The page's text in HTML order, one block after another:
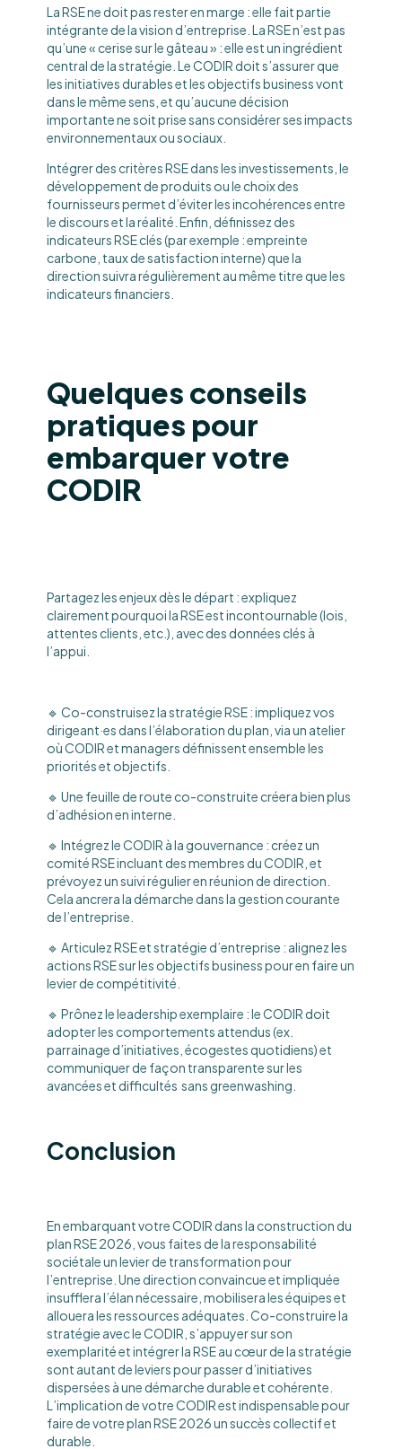
La RSE ne doit pas rester en marge : elle fait partie
intégrante de la vision d’entreprise. La RSE n’est pas
qu’une « cerise sur le gâteau » : elle est un ingrédient
central de la stratégie. Le CODIR doit s’assurer que
les initiatives durables et les objectifs business vont
dans le même sens, et qu’aucune décision
importante ne soit prise sans considérer ses impacts
environnementaux ou sociaux.
Intégrer des critères RSE dans les investissements, le
développement de produits ou le choix des
fournisseurs permet d’éviter les incohérences entre
le discours et la réalité. Enfin, définissez des
indicateurs RSE clés (par exemple : empreinte
carbone, taux de satisfaction interne) que la
direction suivra régulièrement au même titre que les
indicateurs financiers.
Quelques conseils
pratiques pour
embarquer votre
CODIR
Partagez les enjeux dès le départ : expliquez
clairement pourquoi la RSE est incontournable (lois,
attentes clients, etc.), avec des données clés à
l’appui.
🔹 Co-construisez la stratégie RSE : impliquez vos
dirigeant·es dans l’élaboration du plan, via un atelier
où CODIR et managers définissent ensemble les
priorités et objectifs.
🔹 Une feuille de route co-construite créera bien plus
d’adhésion en interne.
🔹 Intégrez le CODIR à la gouvernance : créez un
comité RSE incluant des membres du CODIR, et
prévoyez un suivi régulier en réunion de direction.
Cela ancrera la démarche dans la gestion courante
de l’entreprise.
🔹 Articulez RSE et stratégie d’entreprise : alignez les
actions RSE sur les objectifs business pour en faire un
levier de compétitivité.
🔹 Prônez le leadership exemplaire : le CODIR doit
adopter les comportements attendus (ex.
parrainage d’initiatives, écogestes quotidiens) et
communiquer de façon transparente sur les
avancées et difficultés sans greenwashing.
Conclusion
En embarquant votre CODIR dans la construction du
plan RSE 2026, vous faites de la responsabilité
sociétale un levier de transformation pour
l’entreprise. Une direction convaincue et impliquée
insufflera l’élan nécessaire, mobilisera les équipes et
allouera les ressources adéquates. Co-construire la
stratégie avec le CODIR, s’appuyer sur son
exemplarité et intégrer la RSE au cœur de la stratégie
sont autant de leviers pour passer d’initiatives
dispersées à une démarche durable et cohérente.
L’implication de votre CODIR est indispensable pour
faire de votre plan RSE 2026 un succès collectif et
durable.